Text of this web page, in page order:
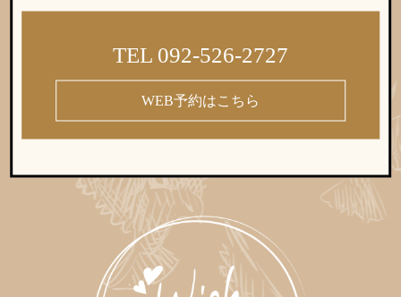
TEL 092-526-2727
WEB予約はこちら